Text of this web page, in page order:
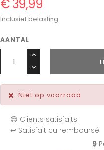
€ 39,99
Inclusief belasting
AANTAL
Niet op voorraad
😊 Clients satisfaits
↩️ Satisfait ou remboursé
🔒